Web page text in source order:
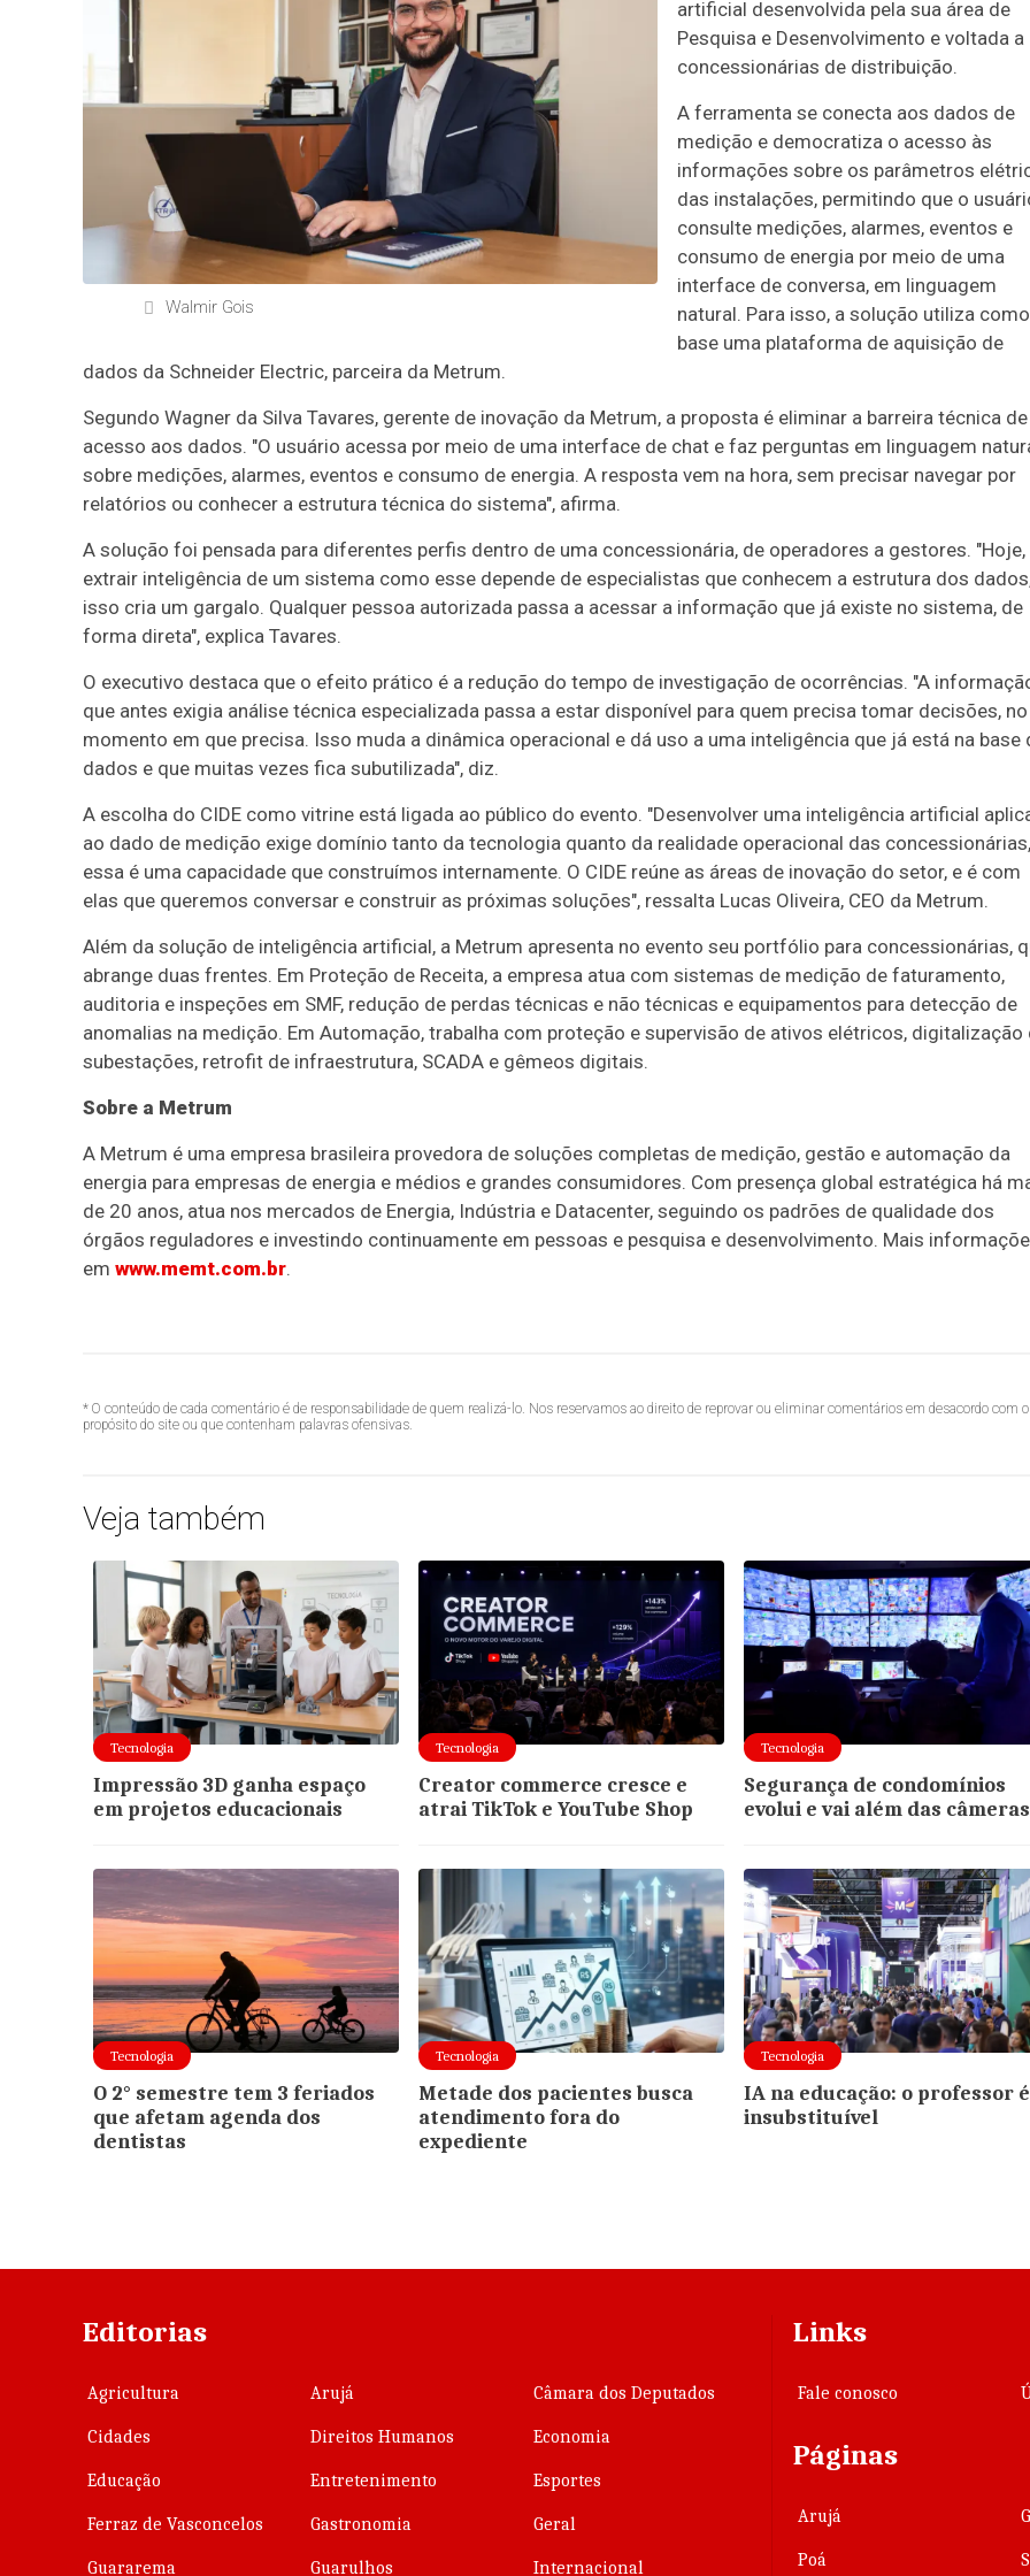
Walmir Gois
artificial desenvolvida pela sua área de
Pesquisa e Desenvolvimento e voltada a
concessionárias de distribuição.
A ferramenta se conecta aos dados de
medição e democratiza o acesso às
informações sobre os parâmetros
das instalações, permitindo que o
consulte medições, alarmes, eventos e
consumo de energia por meio de uma
interface de conversa, em linguagem
natural. Para isso, a solução utiliza como
base uma plataforma de aquisição de
dados da Schneider Electric, parceira da Metrum.
Segundo Wagner da Silva Tavares, gerente de inovação da Metrum, a proposta é eliminar a barreira técnica de
acesso aos dados. "O usuário acessa por meio de uma interface de chat e faz perguntas em linguagem
sobre medições, alarmes, eventos e consumo de energia. A resposta vem na hora, sem precisar navegar por
relatórios ou conhecer a estrutura técnica do sistema", afirma.
A solução foi pensada para diferentes perfis dentro de uma concessionária, de operadores a gestores. "Hoje,
extrair inteligência de um sistema como esse depende de especialistas que conhecem a estrutura dos
isso cria um gargalo. Qualquer pessoa autorizada passa a acessar a informação que já existe no sistema, de
forma direta", explica Tavares.
O executivo destaca que o efeito prático é a redução do tempo de investigação de ocorrências. "A
que antes exigia análise técnica especializada passa a estar disponível para quem precisa tomar decisões, no
momento em que precisa. Isso muda a dinâmica operacional e dá uso a uma inteligência que já está na base
dados e que muitas vezes fica subutilizada", diz.
A escolha do CIDE como vitrine está ligada ao público do evento. "Desenvolver uma inteligência artificial
ao dado de medição exige domínio tanto da tecnologia quanto da realidade operacional das
essa é uma capacidade que construímos internamente. O CIDE reúne as áreas de inovação do setor, e é com
elas que queremos conversar e construir as próximas soluções", ressalta Lucas Oliveira, CEO da Metrum.
Além da solução de inteligência artificial, a Metrum apresenta no evento seu portfólio para concessionárias,
abrange duas frentes. Em Proteção de Receita, a empresa atua com sistemas de medição de faturamento,
auditoria e inspeções em SMF, redução de perdas técnicas e não técnicas e equipamentos para detecção de
anomalias na medição. Em Automação, trabalha com proteção e supervisão de ativos elétricos, digitalização
subestações, retrofit de infraestrutura, SCADA e gêmeos digitais.
Sobre a Metrum
A Metrum é uma empresa brasileira provedora de soluções completas de medição, gestão e automação da
energia para empresas de energia e médios e grandes consumidores. Com presença global estratégica há
de 20 anos, atua nos mercados de Energia, Indústria e Datacenter, seguindo os padrões de qualidade dos
órgãos reguladores e investindo continuamente em pessoas e pesquisa e desenvolvimento. Mais
em www.memt.com.br.
* O conteúdo de cada comentário é de responsabilidade de quem realizá-lo. Nos reservamos ao direito de reprovar ou eliminar comentários em desacordo com o
propósito do site ou que contenham palavras ofensivas.
Veja também
Tecnologia
Impressão 3D ganha espaço
em projetos educacionais
Tecnologia
Creator commerce cresce e
atrai TikTok e YouTube Shop
Tecnologia
Segurança de condomínios
evolui e vai além das câmeras
Tecnologia
O 2° semestre tem 3 feriados
que afetam agenda dos
dentistas
Tecnologia
Metade dos pacientes busca
atendimento fora do
expediente
Tecnologia
IA na educação: o professor é
insubstituível
Editorias
Agricultura Arujá Câmara dos Deputados
Cidades Direitos Humanos Economia
Educação Entretenimento Esportes
Ferraz de Vasconcelos Gastronomia Geral
Guararema Guarulhos Internacional
Links
Fale conosco
Páginas
Arujá
Poá